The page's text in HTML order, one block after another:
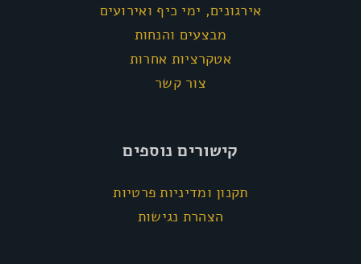
אירגונים, ימי כיף ואירועים
מבצעים והנחות
אטקרציות אחרות
צור קשר
קישורים נוספים
תקנון ומדיניות פרטיות
הצהרת נגישות